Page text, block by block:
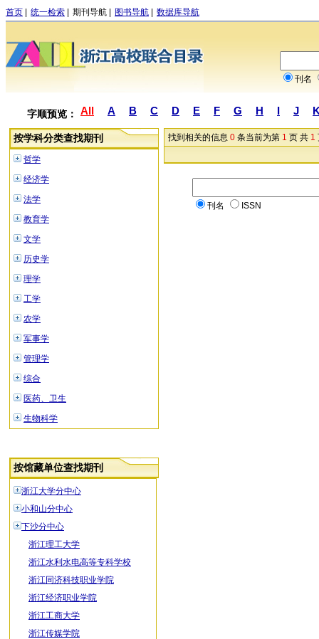
首页 统一检索 期刊导航 图书导航 数据库导航
刊名
字顺预览： All A B C D E F G H I J
按学科分类查找期刊
哲学
经济学
法学
教育学
文学
历史学
理学
工学
农学
军事学
管理学
综合
医药、卫生
生物科学
按馆藏单位查找期刊
浙江大学分中心
小和山分中心
下沙分中心
浙江理工大学
浙江水利水电高等专科学校
浙江同济科技职业学院
浙江经济职业学院
浙江工商大学
浙江传媒学院
找到相关的信息 0 条当前为第 1 页 共 1
刊名 ISSN